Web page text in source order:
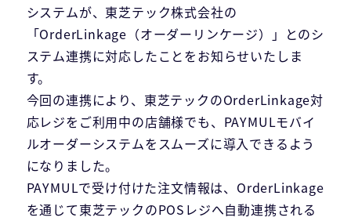
システムが、東芝テック株式会社の
「OrderLinkage（オーダーリンケージ）」とのシ
ステム連携に対応したことをお知らせいたしま
す。
今回の連携により、東芝テックのOrderLinkage対
応レジをご利用中の店舗様でも、PAYMULモバイ
ルオーダーシステムをスムーズに導入できるよう
になりました。
PAYMULで受け付けた注文情報は、OrderLinkage
を通じて東芝テックのPOSレジへ自動連携される